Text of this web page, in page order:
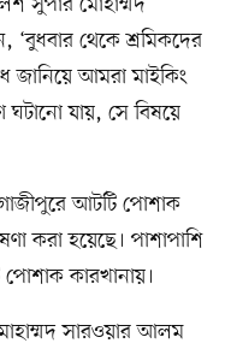
থেকে শ্রমিকদের
জানিয়ে আমরা মাইকিং
ঘটানো যায়, সে বিষয়ে
আটটি পোশাক
করা হয়েছে। পাশাপাশি
কারখানায়।
সারওয়ার আলম